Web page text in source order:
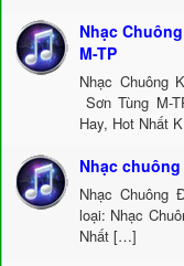
Nhạc
M-TP
Nhạc Chuông
Sơn Tùng M-
Hay, Hot Nhất
Nhạc
Nhạc Chuông
loại: Nhạc
Nhất […]